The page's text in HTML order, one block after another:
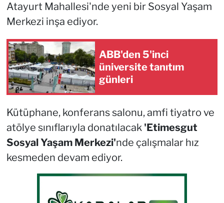
Atayurt Mahallesi'nde yeni bir Sosyal Yaşam
Merkezi inşa ediyor.
ABB'den 5'inci
üniversite tanıtım
günleri
Kütüphane, konferans salonu, amfi tiyatro ve
atölye sınıflarıyla donatılacak 'Etimesgut
Sosyal Yaşam Merkezi'nde çalışmalar hız
kesmeden devam ediyor.